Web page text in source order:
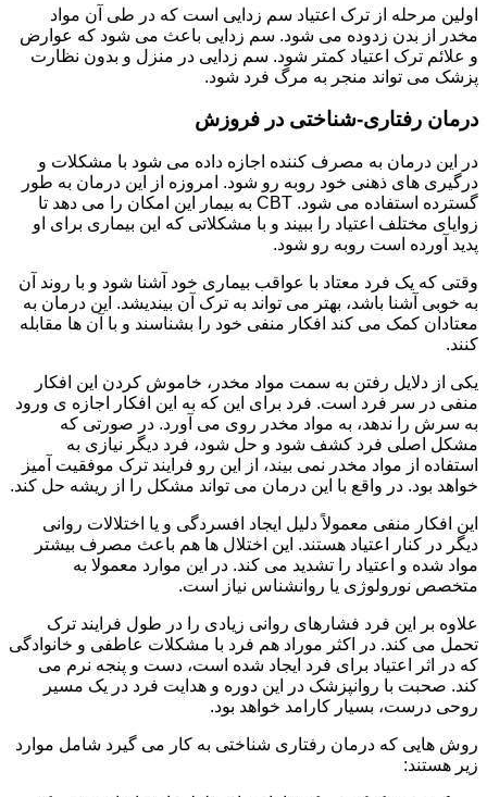
اولین مرحله از ترک اعتیاد سم زدایی است که در طی آن مواد
مخدر از بدن زدوده می شود. سم زدایی باعث می شود که عوارض
و علائم ترک اعتیاد کمتر شود. سم زدایی در منزل و بدون نظارت
پزشک می تواند منجر به مرگ فرد شود.
درمان رفتاری-شناختی در فروزش
در این درمان به مصرف کننده اجازه داده می شود با مشکلات و
درگیری های ذهنی خود روبه رو شود. امروزه از این درمان به طور
گسترده استفاده می شود. CBT به بیمار این امکان را می دهد تا
زوایای مختلف اعتیاد را ببیند و با مشکلاتی که این بیماری برای او
پدید آورده است روبه رو شود.
وقتی که یک فرد معتاد با عواقب بیماری خود آشنا شود و با روند آن
به خوبی آشنا باشد، بهتر می تواند به ترک آن بیندیشد. این درمان به
معتادان کمک می کند افکار منفی خود را بشناسند و با آن ها مقابله
کنند.
یکی از دلایل رفتن به سمت مواد مخدر، خاموش کردن این افکار
منفی در سر فرد است. فرد برای این که به این افکار اجازه ی ورود
به سرش را ندهد، به مواد مخدر روی می آورد. در صورتی که
مشکل اصلی فرد کشف شود و حل شود، فرد دیگر نیازی به
استفاده از مواد مخدر نمی بیند، از این رو فرایند ترک موفقیت آمیز
خواهد بود. در واقع با این درمان می تواند مشکل را از ریشه حل کند.
این افکار منفی معمولاً دلیل ایجاد افسردگی و یا اختلالات روانی
دیگر در کنار اعتیاد هستند. این اختلال ها هم باعث مصرف بیشتر
مواد شده و اعتیاد را تشدید می کند. در این موارد معمولا به
متخصص نورولوژی یا روانشناس نیاز است.
علاوه بر این فرد فشارهای روانی زیادی را در طول فرایند ترک
تحمل می کند. در اکثر موراد هم فرد با مشکلات عاطفی و خانوادگی
که در اثر اعتیاد برای فرد ایجاد شده است، دست و پنجه نرم می
کند. صحبت با روانپزشک در این دوره و هدایت فرد در یک مسیر
روحی درست، بسیار کارامد خواهد بود.
روش هایی که درمان رفتاری شناختی به کار می گیرد شامل موارد
زیر هستند: